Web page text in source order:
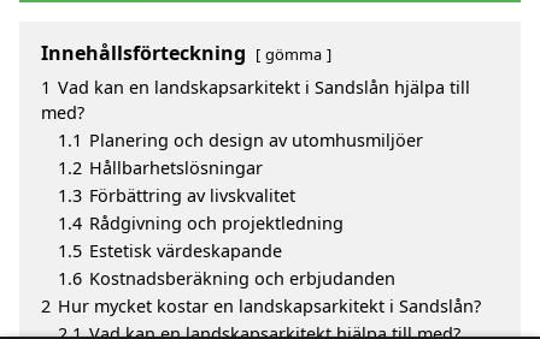
Innehållsförteckning gömma
1 Vad kan en landskapsarkitekt i Sandslån hjälpa till
med?
1.1 Planering och design av utomhusmiljöer
1.2 Hållbarhetslösningar
1.3 Förbättring av livskvalitet
1.4 Rådgivning och projektledning
1.5 Estetisk värdeskapande
1.6 Kostnadsberäkning och erbjudanden
2 Hur mycket kostar en landskapsarkitekt i Sandslån?
2.1 Vad kan en landskapsarkitekt hjälpa till med?